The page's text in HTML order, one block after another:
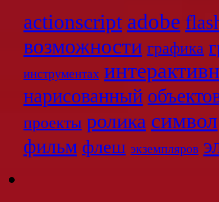
actionscript adobe
возможности графика
инструментах
нарисованный
проекты ролика символ
фильм флеш экземпляров